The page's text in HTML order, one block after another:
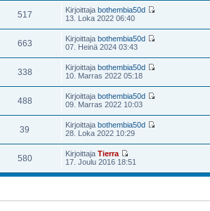
517 Kirjoittajabothembia50d
13. Loka 2022 06:40
663 Kirjoittajabothembia50d
07. Heinä 2024 03:43
338 Kirjoittajabothembia50d
10. Marras 2022 05:18
488 Kirjoittajabothembia50d
09. Marras 2022 10:03
39 Kirjoittajabothembia50d
28. Loka 2022 10:29
580 KirjoittajaTierra
17. Joulu 2016 18:51